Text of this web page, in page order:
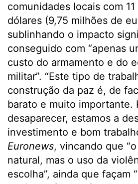
comunidades locais com
dólares (9,75 milhões de
sublinhando o impacto
conseguido com “apenas
custo do armamento e do
militar”. “Este tipo de
construção da paz é, de
barato e muito importante.
desaparecer, estamos a
investimento e bom
Euronews, vincando que
natural, mas o uso da
escolha”, ainda que façam